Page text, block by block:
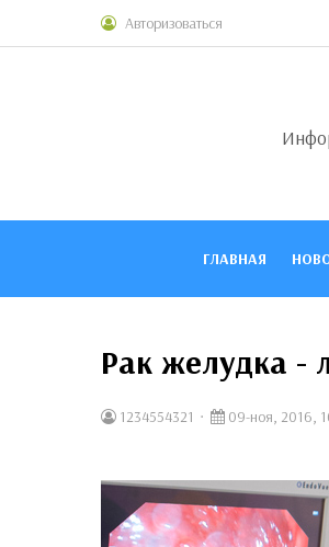
Авторизоваться
ГЛАВНАЯ
Рак желудка -
1234554321 09-ноя, 2016,